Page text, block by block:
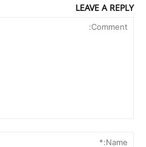
LEAVE A REPLY